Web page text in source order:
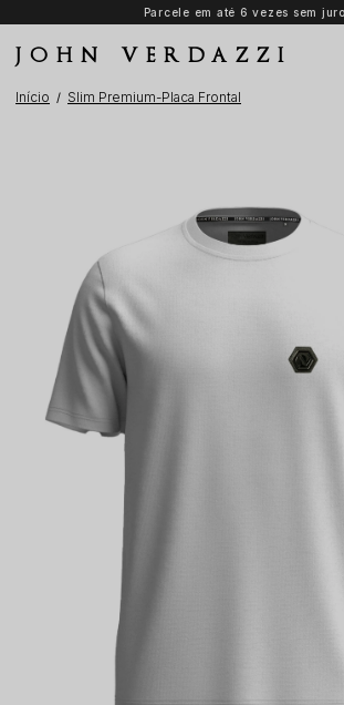
Parcele em até 6 vezes sem
JOHN VERDAZZI
Início Slim Premium-Placa Frontal